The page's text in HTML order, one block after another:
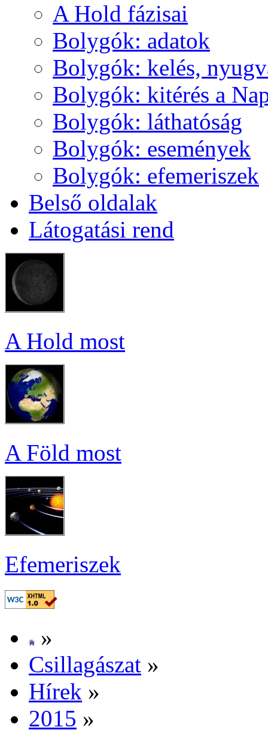
A Hold fá­zi­sai
Boly­gók: ada­tok
Boly­gók: ke­lés,
Boly­gók: ki­té­rés a
Boly­gók: lát­ha­tó­ság
Boly­gók: ese­mé­nyek
Boly­gók: efe­me­ri­szek
Bel­ső ol­da­lak
Lá­to­ga­tá­si rend
A Hold most
A Föld most
Efe­me­ri­szek
»
Csil­la­gá­szat »
Hí­rek »
2015 »